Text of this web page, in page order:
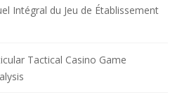
Intégral du Jeu de Établissement
Tactical Casino Game